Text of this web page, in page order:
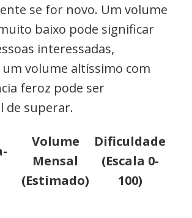
se for novo. Um volume
baixo pode significar
interessadas,
volume altíssimo com
feroz pode ser
de superar.
Volume
Mensal
(Estimado)
Dificuldade
(Escala 0-
100)